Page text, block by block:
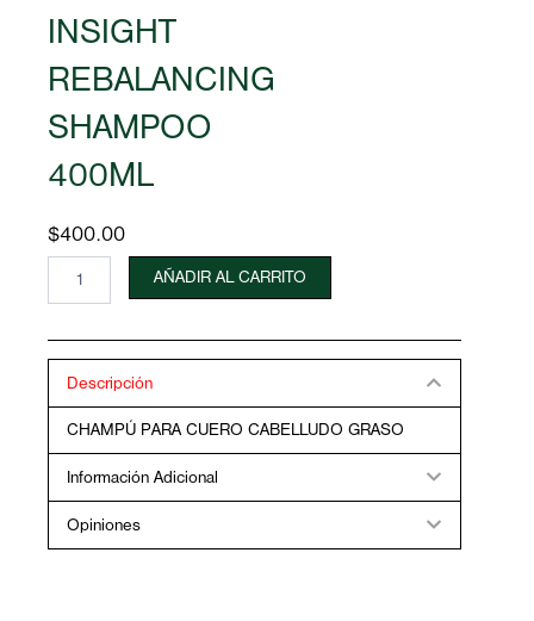
INSIGHT
REBALANCING
SHAMPOO
400ML
$400.00
REBALANCING
400ML
cantidad
AÑADIR AL CARRITO
Descripción
CHAMPÚ PARA CUERO CABELLUDO GRASO
Información Adicional
Opiniones